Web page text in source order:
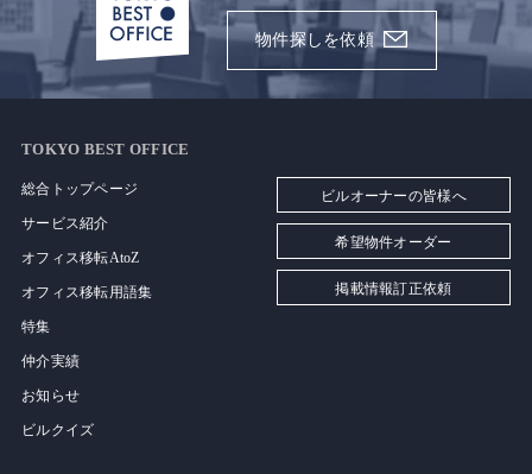
物件探しを依頼
TOKYO BEST OFFICE
総合トップページ
サービス紹介
オフィス移転AtoZ
オフィス移転用語集
特集
仲介実績
お知らせ
ビルクイズ
ビルオーナーの皆様へ
希望物件オーダー
掲載情報訂正依頼